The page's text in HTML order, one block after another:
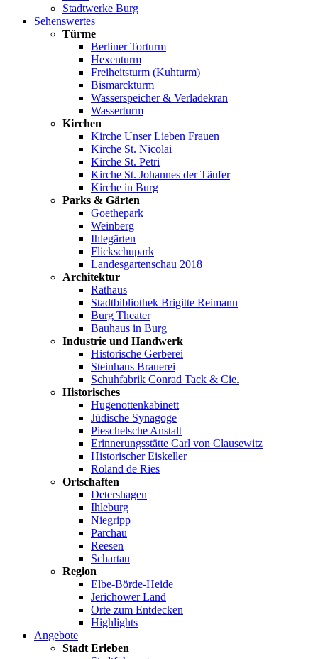
Stadtwerke Burg
Sehenswertes
Türme
Berliner Torturm
Hexenturm
Freiheitsturm (Kuhturm)
Bismarckturm
Wasserspeicher & Verladekran
Wasserturm
Kirchen
Kirche Unser Lieben Frauen
Kirche St. Nicolai
Kirche St. Petri
Kirche St. Johannes der Täufer
Kirche in Burg
Parks & Gärten
Goethepark
Weinberg
Ihlegärten
Flickschupark
Landesgartenschau 2018
Architektur
Rathaus
Stadtbibliothek Brigitte Reimann
Burg Theater
Bauhaus in Burg
Industrie und Handwerk
Historische Gerberei
Steinhaus Brauerei
Schuhfabrik Conrad Tack & Cie.
Historisches
Hugenottenkabinett
Jüdische Synagoge
Pieschelsche Anstalt
Erinnerungsstätte Carl von Clausewitz
Historischer Eiskeller
Roland de Ries
Ortschaften
Detershagen
Ihleburg
Niegripp
Parchau
Reesen
Schartau
Region
Elbe-Börde-Heide
Jerichower Land
Orte zum Entdecken
Highlights
Angebote
Stadt Erleben